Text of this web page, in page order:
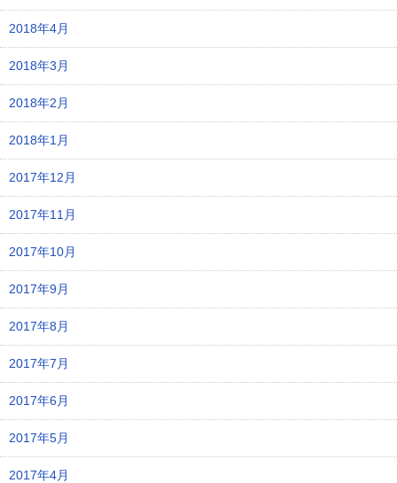
2018年4月
2018年3月
2018年2月
2018年1月
2017年12月
2017年11月
2017年10月
2017年9月
2017年8月
2017年7月
2017年6月
2017年5月
2017年4月